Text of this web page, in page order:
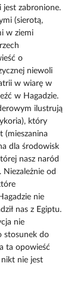
jest zabronione.
(sierotą,
w ziemi
o
niewoli
w wiarę w
w Hagadzie.
ilustrują
który
(mieszanina
dla środowisk
nasz naród
Niezależnie od
nie
nas z Egiptu.
nie
stosunek do
ta opowieść
nikt nie jest